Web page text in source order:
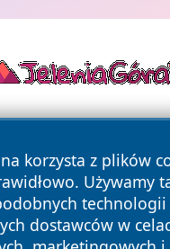
korzysta z plików
Używamy
dostawców w
nowosadecki24.pl